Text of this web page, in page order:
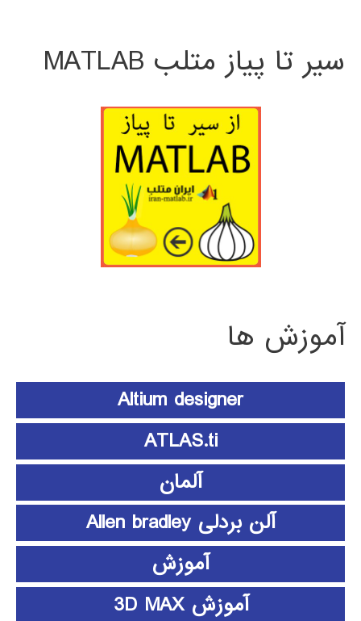
سیر تا پیاز متلب MATLAB
آموزش ها
Altium designer
ATLAS.ti
آلمان
آلن بردلی Allen bradley
آموزش
آموزش 3D MAX